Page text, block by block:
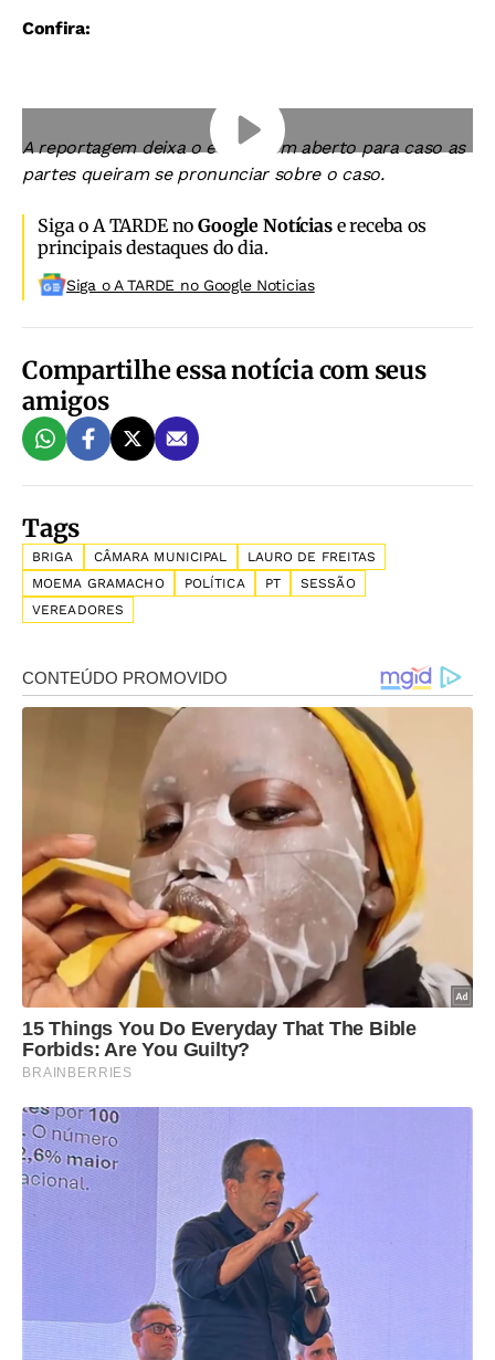
Confira:
A reportagem deixa o espaço em aberto para caso as
partes queiram se pronunciar sobre o caso.
Siga o A TARDE noGoogle Notíciase receba os
principais destaques do dia.
Siga o A TARDE no Google Noticias
Compartilhe essa notícia com seus
amigos
Tags
BRIGA CÂMARA MUNICIPAL
LAURO DE FREITAS
MOEMA GRAMACHO
POLÍTICA PT
SESSÃO
VEREADORES